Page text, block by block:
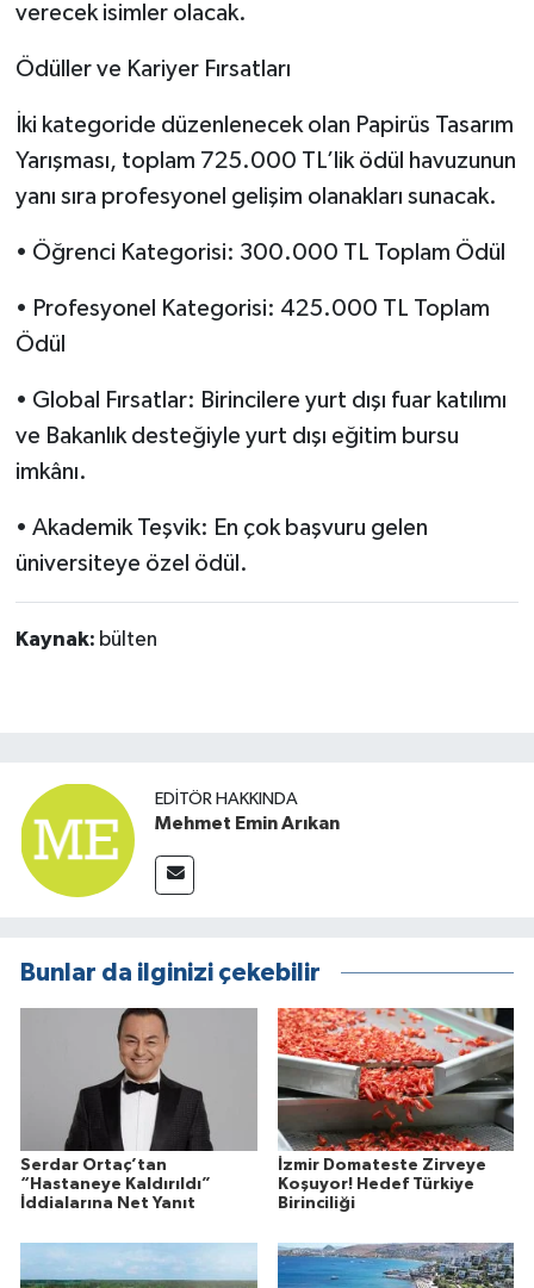
verecek isimler olacak.
Ödüller ve Kariyer Fırsatları
İki kategoride düzenlenecek olan Papirüs Tasarım
Yarışması, toplam 725.000 TL’lik ödül havuzunun
yanı sıra profesyonel gelişim olanakları sunacak.
• Öğrenci Kategorisi: 300.000 TL Toplam Ödül
• Profesyonel Kategorisi: 425.000 TL Toplam
Ödül
• Global Fırsatlar: Birincilere yurt dışı fuar katılımı
ve Bakanlık desteğiyle yurt dışı eğitim bursu
imkânı.
• Akademik Teşvik: En çok başvuru gelen
üniversiteye özel ödül.
Kaynak: bülten
EDITÖR HAKKINDA
Mehmet Emin Arıkan
Bunlar da ilginizi çekebilir
Serdar Ortaç’tan
“Hastaneye Kaldırıldı”
İddialarına Net Yanıt
İzmir Domateste Zirveye
Koşuyor! Hedef Türkiye
Birinciliği